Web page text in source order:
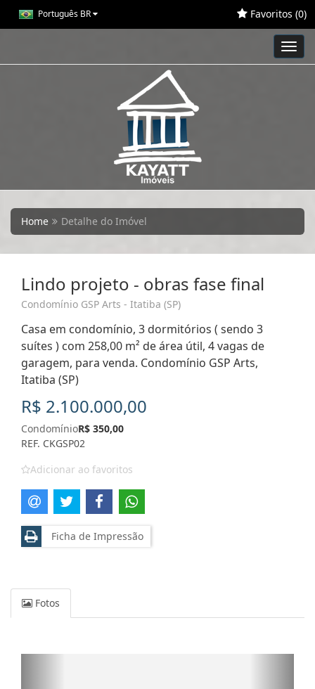
Português BR Favoritos (0)
Home Detalhe do Imóvel
Lindo projeto - obras fase final
Condomínio GSP Arts - Itatiba (SP)
Casa em condomínio, 3 dormitórios ( sendo 3
suítes ) com 258,00 m² de área útil, 4 vagas de
garagem, para venda. Condomínio GSP Arts,
Itatiba (SP)
R$ 2.100.000,00
CondomínioR$ 350,00
REF. CKGSP02
Adicionar ao favoritos
Ficha de Impressão
Fotos